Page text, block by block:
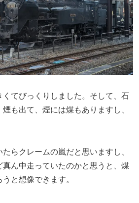
てびっくりしました。そして、石
も出て、煙には煤もありますし、
らクレームの嵐だと思いますし、
ん中走っていたのかと思うと、煤
と想像できます。